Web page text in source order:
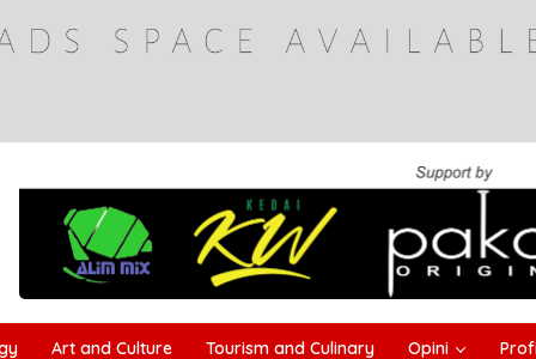
Art and Culture Tourism and Culinary Opini